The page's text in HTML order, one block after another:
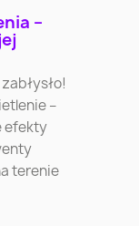
–
–
efekty
terenie